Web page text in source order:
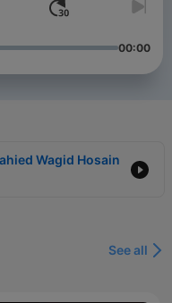
00:00
Wagid Hosain
See all